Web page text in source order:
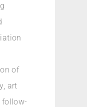
of
art
follow-